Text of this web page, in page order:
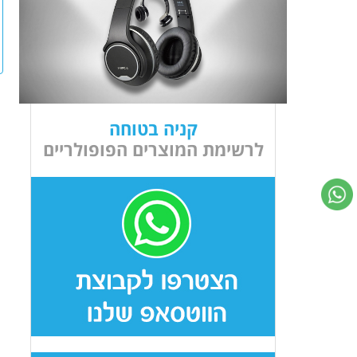
קניה בטוחה
לרשימת המוצרים הפופולריים